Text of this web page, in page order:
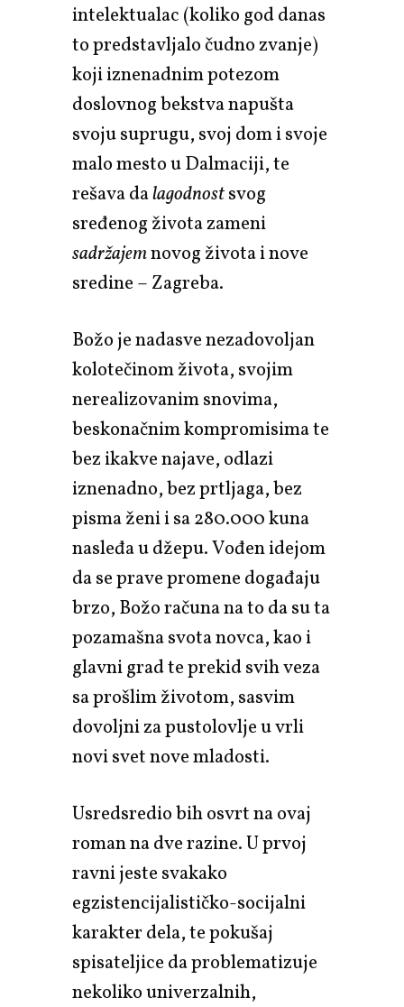
intelektualac (koliko god danas
to predstavljalo čudno zvanje)
koji iznenadnim potezom
doslovnog bekstva napušta
svoju suprugu, svoj dom i svoje
malo mesto u Dalmaciji, te
rešava dalagodnostsvog
sređenog života zameni
sadržajemnovog života i nove
sredine – Zagreba.
Božo je nadasve nezadovoljan
kolotečinom života, svojim
nerealizovanim snovima,
beskonačnim kompromisima te
bez ikakve najave, odlazi
iznenadno, bez prtljaga, bez
pisma ženi i sa 280.000 kuna
nasleđa u džepu. Vođen idejom
da se prave promene događaju
brzo, Božo računa na to da su ta
pozamašna svota novca, kao i
glavni grad te prekid svih veza
sa prošlim životom, sasvim
dovoljni za pustolovlje u vrli
novi svet nove mladosti.
Usredsredio bih osvrt na ovaj
roman na dve razine. U prvoj
ravni jeste svakako
egzistencijalističko-socijalni
karakter dela, te pokušaj
spisateljice da problematizuje
nekoliko univerzalnih,